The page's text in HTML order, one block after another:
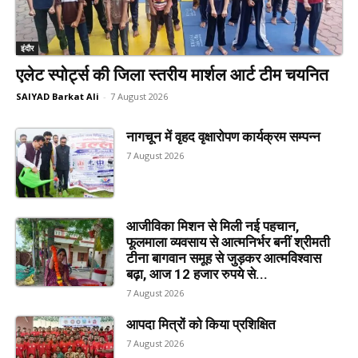
इंदौर
एलेट स्पोर्ट्स की जिला स्तरीय मार्शल आर्ट टीम चयनित
SAIYAD Barkat Ali - 7 August 2026
नागचून में वृहद वृक्षारोपण कार्यक्रम सम्पन्न
7 August 2026
आजीविका मिशन से मिली नई पहचान,
फूलमाला व्यवसाय से आत्मनिर्भर बनीं श्रीमती
टीना बागवान समूह से जुड़कर आत्मविश्वास
बढ़ा, आज 12 हजार रुपये से...
7 August 2026
आपदा मित्रों को किया प्रशिक्षित
7 August 2026